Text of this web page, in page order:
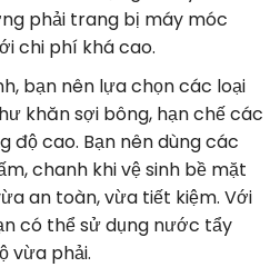
phải trang bị máy móc
chi phí khá cao.
bạn nên lựa chọn các loại
khăn sợi bông, hạn chế các
độ cao. Bạn nên dùng các
chanh khi vệ sinh bề mặt
an toàn, vừa tiết kiệm. Với
có thể sử dụng nước tẩy
vừa phải.